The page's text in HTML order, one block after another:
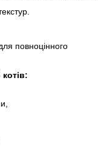
повноцінного